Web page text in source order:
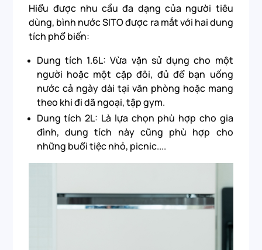
Hiểu được nhu cầu đa dạng của người tiêu
dùng, bình nước SITO được ra mắt với hai dung
tích phổ biến:
Dung tích 1.6L: Vừa vặn sử dụng cho một
người hoặc một cặp đôi, đủ để bạn uống
nước cả ngày dài tại văn phòng hoặc mang
theo khi đi dã ngoại, tập gym.
Dung tích 2L: Là lựa chọn phù hợp cho gia
đình, dung tích này cũng phù hợp cho
những buổi tiệc nhỏ, picnic....